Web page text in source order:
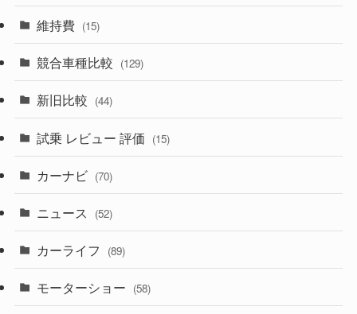
(356)
(328)
(194)
(230)
(253)
(85)
(84)
(14)
(222)
(50)
(43)
(6)
(9)
(58)
(28)
(27)
(26)
(3)
(3)
(5)
(1)
(5)
(7)
(5)
維持費 (15)
競合車種比較 (129)
新旧比較 (44)
試乗 レビュー 評価 (15)
カーナビ (70)
ニュース (52)
カーライフ (89)
モーターショー (58)